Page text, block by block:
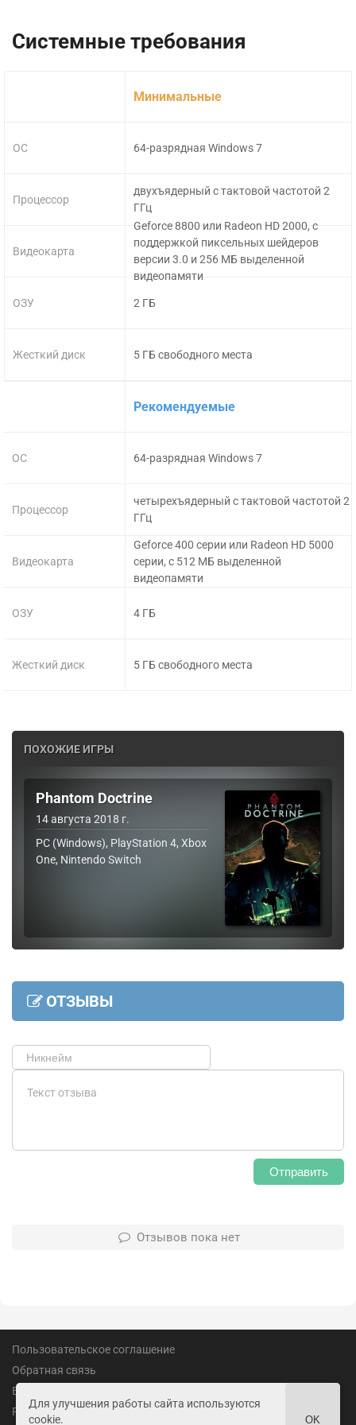
Системные требования
ОС
Процессор
Видеокарта
ОЗУ
Жесткий диск
Минимальные
64-разрядная Windows 7
двухъядерный с тактовой частотой 2
ГГц
Geforce 8800 или Radeon HD 2000, с
поддержкой пиксельных шейдеров
версии 3.0 и 256 МБ выделенной
видеопамяти
2 ГБ
5 ГБ свободного места
ОС
Процессор
Видеокарта
ОЗУ
Жесткий диск
Рекомендуемые
64-разрядная Windows 7
четырехъядерный с тактовой частотой 2
ГГц
Geforce 400 серии или Radeon HD 5000
серии, с 512 МБ выделенной
видеопамяти
4 ГБ
5 ГБ свободного места
ПОХОЖИЕ ИГРЫ
Phantom Doctrine
14 августа 2018 г.
PC (Windows), PlayStation 4, Xbox
One, Nintendo Switch
ОТЗЫВЫ
Отправить
Отзывов пока нет
Для улучшения работы сайта используются
cookie.
OK
Пользовательское соглашение
Обратная связь
Вакансии
Реклама